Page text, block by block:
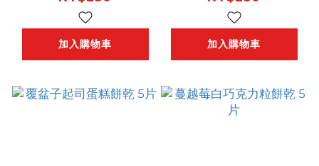
加入購物車 加入購物車